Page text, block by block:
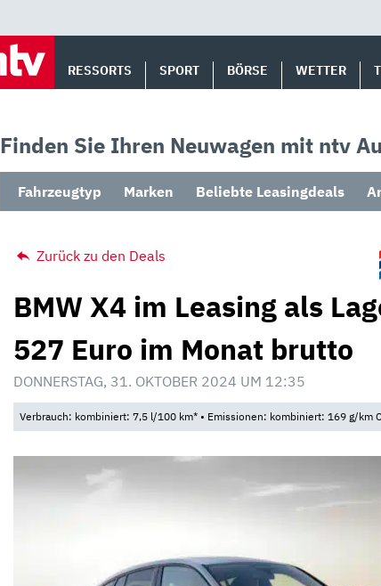
RESSORTS SPORT BÖRSE WETTER
Finden Sie Ihren Neuwagen mit ntv
Fahrzeugtyp Marken Beliebte Leasingdeals
Zurück zu den Deals
BMW X4 im Leasing als
527 Euro im Monat brutto
DONNERSTAG, 31. OKTOBER 2024 UM 12:35
Verbrauch: kombiniert: 7,5 l/100 km* • Emissionen: kombiniert: 169 g/km